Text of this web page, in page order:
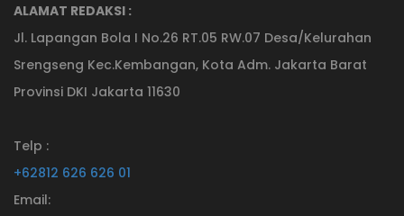
ALAMAT REDAKSI :
Jl. Lapangan Bola I No.26 RT.05 RW.07 Desa/Kelurahan
Srengseng Kec.Kembangan, Kota Adm. Jakarta Barat
Provinsi DKI Jakarta 11630
Telp :
+62812 626 626 01
Email: